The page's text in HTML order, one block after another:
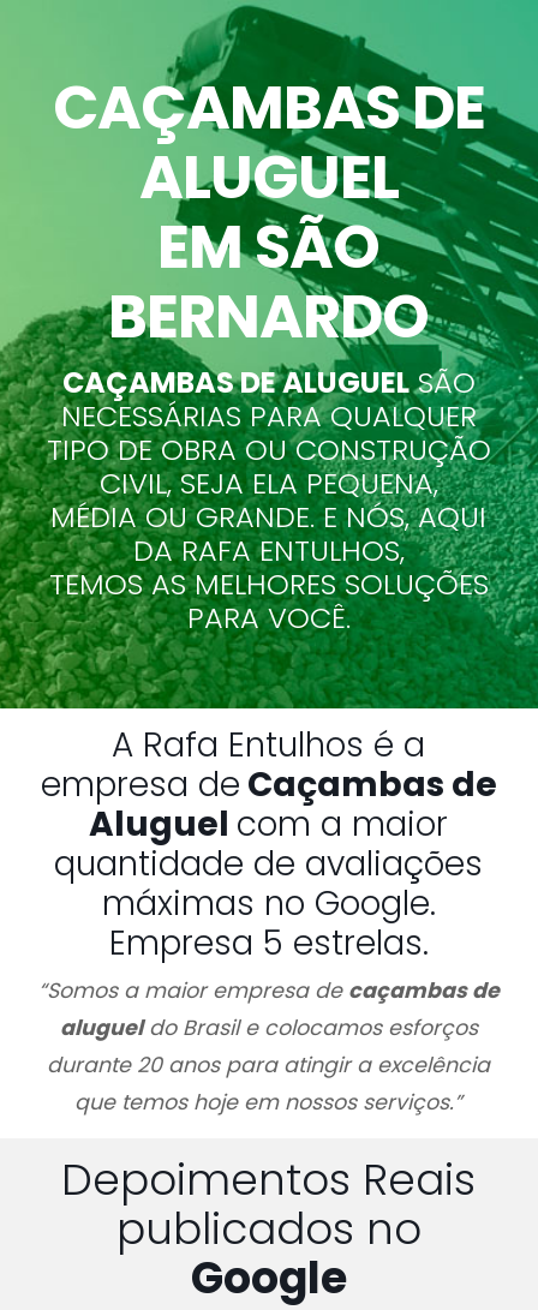
CAÇAMBAS DE
ALUGUEL
EM SÃO
BERNARDO
CAÇAMBAS DE ALUGUELSÃO
NECESSÁRIAS PARA QUALQUER
TIPO DE OBRA OU CONSTRUÇÃO
CIVIL, SEJA ELA PEQUENA,
MÉDIA OU GRANDE. E NÓS, AQUI
DA RAFA ENTULHOS,
TEMOS AS MELHORES SOLUÇÕES
PARA VOCÊ.
A Rafa Entulhos é a
empresa de Caçambas de
Aluguel com a maior
quantidade de avaliações
máximas no Google.
Empresa 5 estrelas.
“Somos a maior empresa de caçambas de
alugueldo Brasil e colocamos esforços
durante 20 anos para atingir a excelência
que temos hoje em nossos serviços.”
Depoimentos Reais
publicados no
Google